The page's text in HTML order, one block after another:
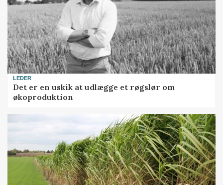
LEDER
Det er en uskik at udlægge et røgslør om
økoproduktion